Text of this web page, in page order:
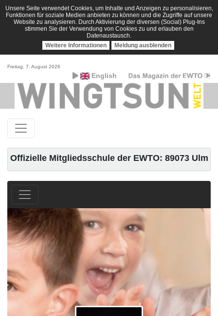
Unsere Seite verwendet Cookies, um Inhalte und Anzeigen zu personalisieren,
Funktionen für soziale Medien anbieten zu können und die Zugriffe auf unsere
Website zu analysieren. Durch Aktivierung der diversen (Social) Plug-Ins
stimmen Sie der Verwendung von Cookies zu und erlauben den
Datenaustausch.
Weitere Informationen
Meldung ausblenden
Freitag, 7. August 2026
English
Offizielle Mitgliedsschule der EWTO: 89073 Ulm